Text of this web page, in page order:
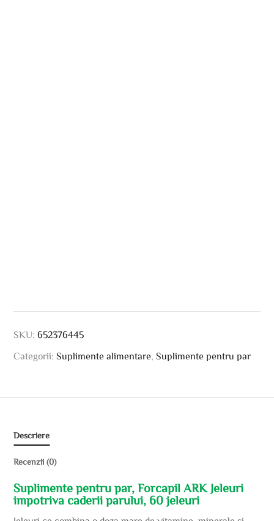
SKU:652376445
Categorii:Suplimente alimentare ,Suplimente pentru par
Descriere
Recenzii (0)
Suplimente pentru par, Forcapil ARK Jeleuri
impotriva caderii parului, 60 jeleuri